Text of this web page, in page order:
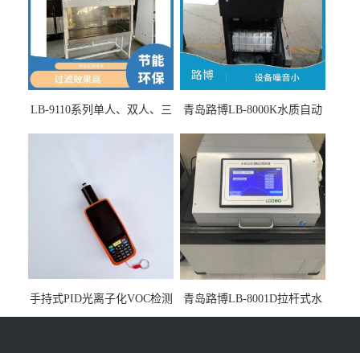
LB-9110系列单人、双人、三
青岛路博LB-8000K水质自动
手持式PID光离子化VOC检测
仪（挥发性有机物设备）
青岛路博LB-8001D拉杆式水
质采样器